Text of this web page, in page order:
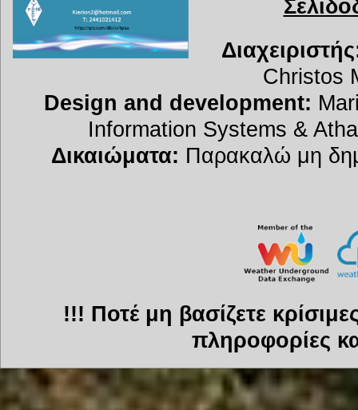
Christos
Design and development:
Information Systems &
Δικαιώματα: Παρακαλώ μη
!!! Ποτέ μη βασίζετε
πληροφορίες